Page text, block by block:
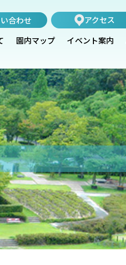
合わせ
アクセス
園内マップ イベント案内